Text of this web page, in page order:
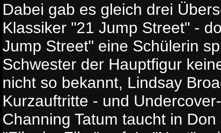
Dabei gab es gleich drei
Klassiker "21 Jump Street" -
Jump Street" eine Schülerin
Schwester der Hauptfigur
nicht so bekannt, Lindsay
Kurzauftritte - und
Channing Tatum taucht in